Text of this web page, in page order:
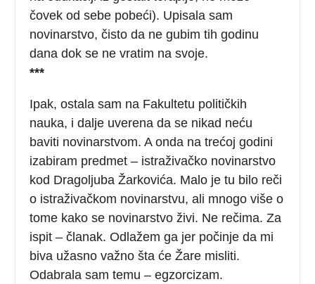
čovek od sebe pobeći). Upisala sam
novinarstvo, čisto da ne gubim tih godinu
dana dok se ne vratim na svoje.
***
Ipak, ostala sam na Fakultetu političkih
nauka, i dalje uverena da se nikad neću
baviti novinarstvom. A onda na trećoj godini
izabiram predmet – istraživačko novinarstvo
kod Dragoljuba Žarkovića. Malo je tu bilo reči
o istraživačkom novinarstvu, ali mnogo više o
tome kako se novinarstvo živi. Ne rečima. Za
ispit – članak. Odlažem ga jer počinje da mi
biva užasno važno šta će Žare misliti.
Odabrala sam temu – egzorcizam.